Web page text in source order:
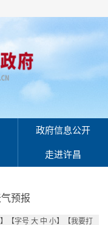
政府信息公开
走进许昌
预报
】【字号 大 中 小】【我要打